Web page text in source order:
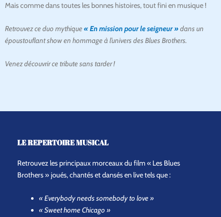
Mais comme dans toutes les bonnes histoires, tout fini en musique !
Retrouvez ce duo mythique« En mission pour le seigneur »dans un
époustouflant show en hommage à l’univers des Blues Brothers.
Venez découvrir ce tribute sans tarder !
LE REPERTOIRE MUSICAL
Retrouvez les principaux morceaux du film « Les Blues
Brothers » joués, chantés et dansés en live tels que :
« Everybody needs somebody to love »
« Sweet home Chicago »